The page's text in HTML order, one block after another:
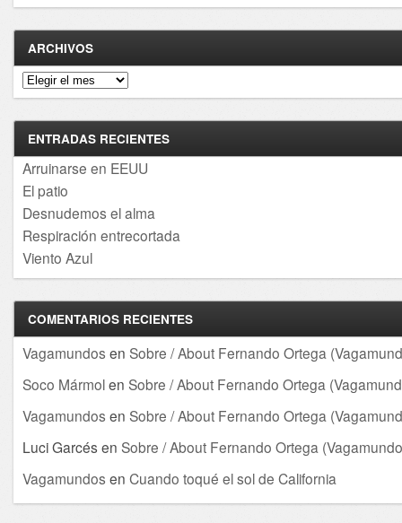
ARCHIVOS
Archivos
ENTRADAS RECIENTES
Arruinarse en EEUU
El patio
Desnudemos el alma
Respiración entrecortada
Viento Azul
COMENTARIOS RECIENTES
Vagamundos en Sobre / About Fernando Ortega
Soco Mármolen Sobre / About Fernando Ortega
Vagamundos en Sobre / About Fernando Ortega
Luci Garcés en Sobre / About Fernando Ortega
Vagamundos en Cuando toqué el sol de California